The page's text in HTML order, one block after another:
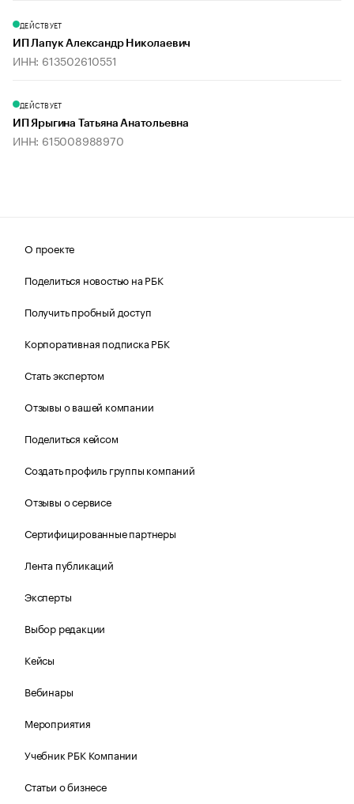
ДЕЙСТВУЕТ
ИП Лапук Александр Николаевич
ИНН: 613502610551
ДЕЙСТВУЕТ
ИП Ярыгина Татьяна Анатольевна
ИНН: 615008988970
О проекте
Поделиться новостью на РБК
Получить пробный доступ
Корпоративная подписка РБК
Стать экспертом
Отзывы о вашей компании
Поделиться кейсом
Создать профиль группы компаний
Отзывы о сервисе
Сертифицированные партнеры
Лента публикаций
Эксперты
Выбор редакции
Кейсы
Вебинары
Мероприятия
Учебник РБК Компании
Статьи о бизнесе